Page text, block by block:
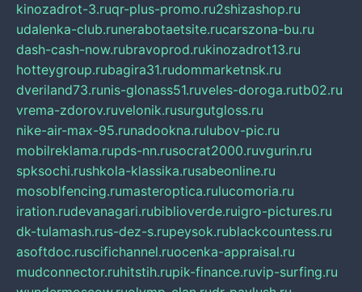
kinozadrot-3.ruqr-plus-promo.ru2shizashop.ru
udalenka-club.runerabotaetsite.rucarszona-bu.ru
dash-cash-now.rubravoprod.rukinozadrot13.ru
hotteygroup.rubagira31.rudommarketnsk.ru
dveriland73.runis-glonass51.ruveles-doroga.rutb02.ru
vrema-zdorov.ruvelonik.rusurgutgloss.ru
nike-air-max-95.runadookna.rulubov-pic.ru
mobilreklama.rupds-nn.rusocrat2000.ruvgurin.ru
spksochi.rushkola-klassika.rusabeonline.ru
mosoblfencing.rumasteroptica.rulucomoria.ru
iration.rudevanagari.rubiblioverde.ruigro-pictures.ru
dk-tulamash.rus-dez-s.rupeysok.rublackcountess.ru
asoftdoc.ruscifichannel.ruocenka-appraisal.ru
mudconnector.ruhitstih.rupik-finance.ruvip-surfing.ru